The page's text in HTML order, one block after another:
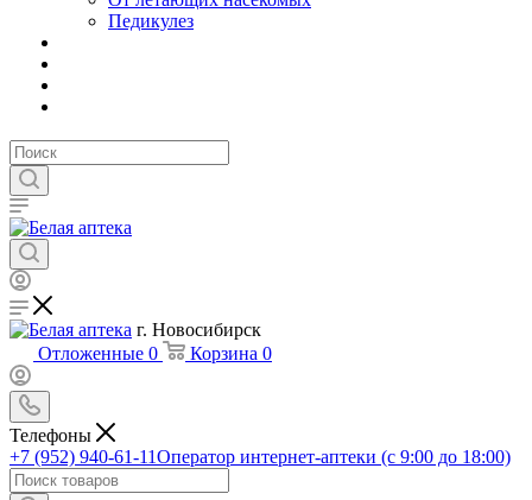
Педикулез
г. Новосибирск
Отложенные 0 Корзина 0
Телефоны
+7 (952) 940-61-11Оператор интернет-аптеки (с 9:00 до 18:00)